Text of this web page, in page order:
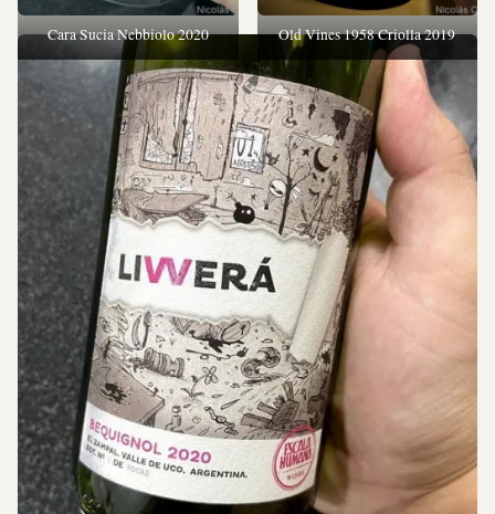
Cara Sucia Nebbiolo 2020 Old Vines 1958 Criolla 2019